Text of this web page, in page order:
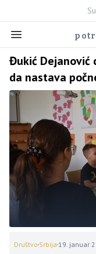
Đukić Dejanović
da nastava
Društvo Srbija 19. januar